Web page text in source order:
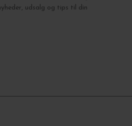
udsalg og tips til din